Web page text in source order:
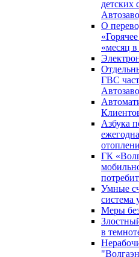
детских
О
«месяц
ГВС
Азбука
ГК
Умные
система
Меры
в